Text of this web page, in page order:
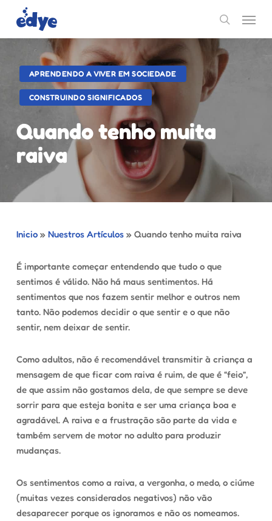
main
search
Menu
APRENDENDO A VIVER EM SOCIEDADE
CONSTRUINDO SIGNIFICADOS
Quando tenho muita
raiva
Inicio» Nuestros Artículos» Quando tenho muita raiva
É importante começar entendendo que tudo o que
sentimos é válido. Não há maus sentimentos. Há
sentimentos que nos fazem sentir melhor e outros nem
tanto. Não podemos decidir o que sentir e o que não
sentir, nem deixar de sentir.
Como adultos, não é recomendável transmitir à criança a
mensagem de que ficar com raiva é ruim, de que é “feio”,
de que assim não gostamos dela, de que sempre se deve
sorrir para que esteja bonita e ser uma criança boa e
agradável. A raiva e a frustração são parte da vida e
também servem de motor no adulto para produzir
mudanças.
Os sentimentos como a raiva, a vergonha, o medo, o ciúme
(muitas vezes considerados negativos) não vão
desaparecer porque os ignoramos e não os nomeamos.